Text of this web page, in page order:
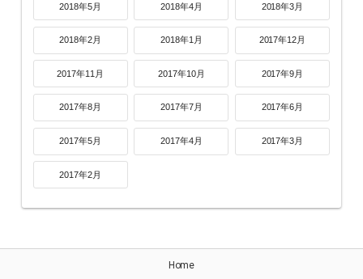
2018年5月 2018年4月 2018年3月
2018年2月 2018年1月 2017年12月
2017年11月 2017年10月 2017年9月
2017年8月 2017年7月 2017年6月
2017年5月 2017年4月 2017年3月
2017年2月
Home